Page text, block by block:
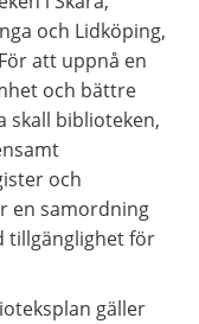
och Lidköping,
att uppnå en
och bättre
skall biblioteken,
och
en samordning
tillgänglighet för
gäller